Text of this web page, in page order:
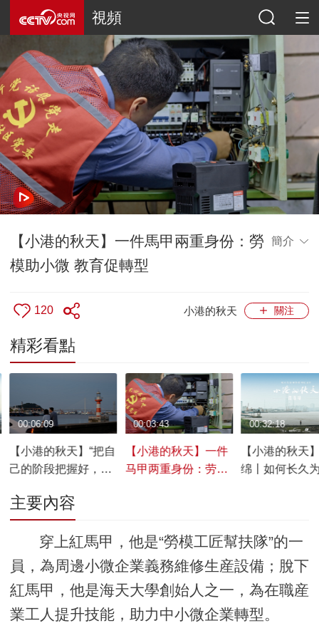
視頻
【小港的秋天】一件馬甲兩重身份：勞
模助小微 教育促轉型
簡介
120 關注
小港的秋天
精彩看點
【小港的秋天】“把自
己的阶段把握好，未
00:06:09
【小港的秋天】一件
马甲两重身份：劳模
00:03:43
【小港的秋天
绵丨如何长久
00:32:18
主要內容
穿上紅馬甲，他是“勞模工匠幫扶隊”的一
員，為周邊小微企業義務維修生産設備；脫下
紅馬甲，他是海天大學創始人之一，為在職産
業工人提升技能，助力中小微企業轉型。